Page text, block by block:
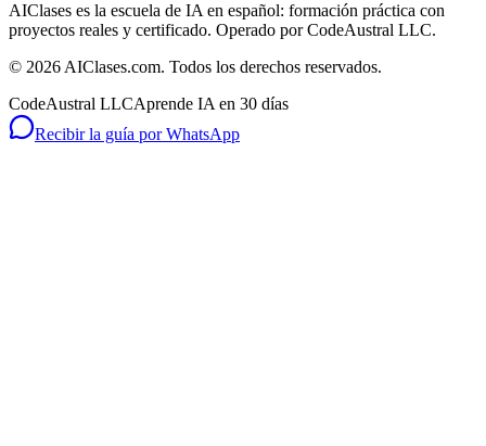
AIClases es la escuela de IA en español: formación práctica con
proyectos reales y certificado. Operado por CodeAustral LLC.
© 2026AIClases.com. Todos los derechos reservados.
CodeAustral LLCAprende IA en 30 días
Recibir la guía por WhatsApp